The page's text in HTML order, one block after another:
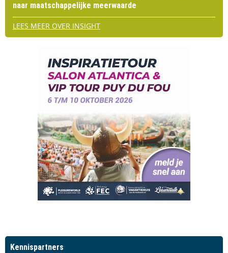
naar maatschappelijke meerwaarde
LEES MEER OVER INSIGHT
Kennispartners